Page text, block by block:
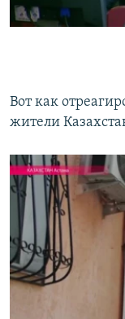
Вот как
жители
by Радио
No